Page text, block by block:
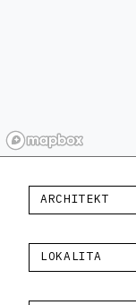
ARCHITEKT
LOKALITA